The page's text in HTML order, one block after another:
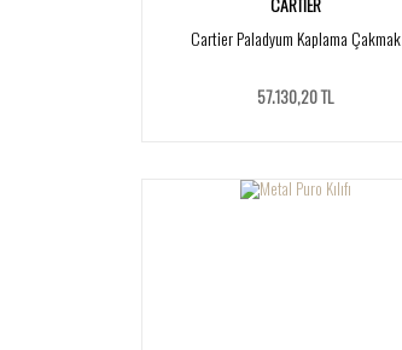
Cartier Paladyum Kaplama Çakmak
57.130,20 TL